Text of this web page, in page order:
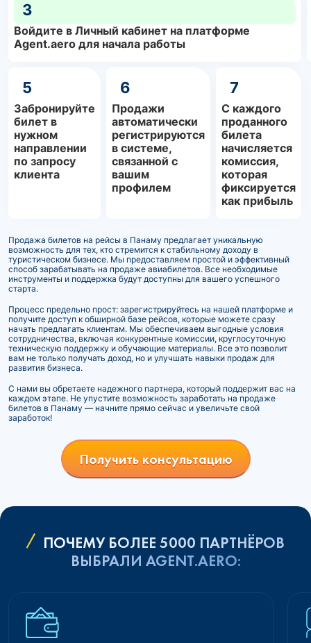
3
Войдите в Личный кабинет на платформе
Agent.aero для начала работы
5
Забронируйте
билет в
нужном
направлении
по запросу
клиента
6
Продажи
автоматически
регистрируются
в системе,
связанной с
вашим
профилем
7
С каждого
проданного
билета
начисляется
комиссия,
которая
фиксируется
как прибыль
Продажа билетов на рейсы в Панаму предлагает уникальную
возможность для тех, кто стремится к стабильному доходу в
туристическом бизнесе. Мы предоставляем простой и эффективный
способ зарабатывать на продаже авиабилетов. Все необходимые
инструменты и поддержка будут доступны для вашего успешного
старта.
Процесс предельно прост: зарегистрируйтесь на нашей платформе и
получите доступ к обширной базе рейсов, которые можете сразу
начать предлагать клиентам. Мы обеспечиваем выгодные условия
сотрудничества, включая конкурентные комиссии, круглосуточную
техническую поддержку и обучающие материалы. Все это позволит
вам не только получать доход, но и улучшать навыки продаж для
развития бизнеса.
С нами вы обретаете надежного партнера, который поддержит вас на
каждом этапе. Не упустите возможность заработать на продаже
билетов в Панаму — начните прямо сейчас и увеличьте свой
заработок!
Получить консультацию
ПОЧЕМУ БОЛЕЕ 5000 ПАРТНЁРОВ
ВЫБРАЛИ AGENT.AERO: